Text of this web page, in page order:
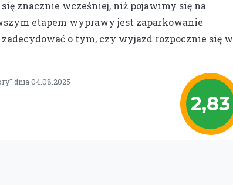
znacznie wcześniej, niż pojawimy się na
etapem wyprawy jest zaparkowanie
o tym, czy wyjazd rozpocznie się w
2,83
dnia 04.08.2025